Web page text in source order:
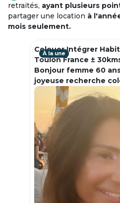
retraités, ayant plusieurs
partager une location à
mois seulement.
Colouer Intégrer
Toulon France ±
Bonjour femme 60
joyeuse recherche
À la une